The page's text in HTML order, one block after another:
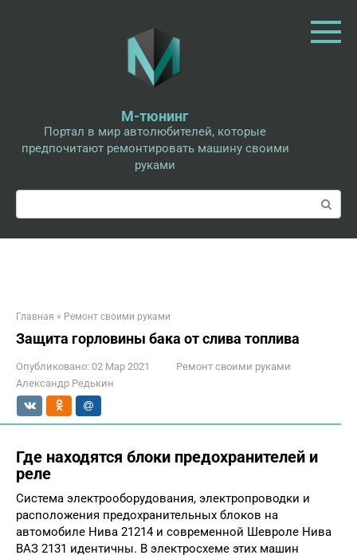
М-тюнинг
Портал в мир автолюбителей, которые
предпочитают ремонтировать машину своими
руками
Поиск:
Главная » Ремонт своими руками
Защита горловины бака от слива топлива
Опубликовано: 02 Мар 2021
Ремонт своими руками
Александр Редькин
Где находятся блоки предохранителей и
реле
Система электрооборудования, электропроводки и
расположения предохранительных блоков на
автомобиле Нива 21214 и современной Шевроле Нива
ВАЗ 2131 идентичны. В электросхеме этих машин